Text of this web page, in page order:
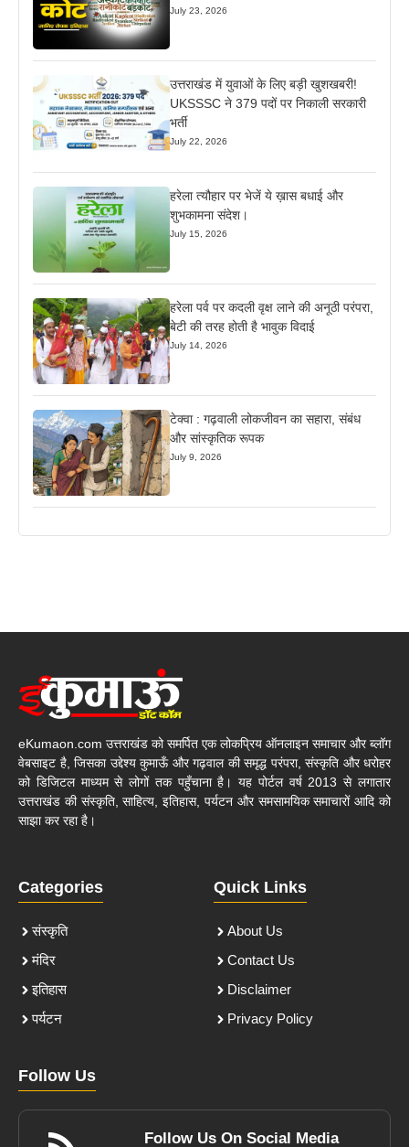
July 23, 2026
उत्तराखंड में युवाओं के लिए बड़ी खुशखबरी!
UKSSSC ने 379 पदों पर निकाली सरकारी
भर्ती
July 22, 2026
हरेला त्यौहार पर भेजें ये ख़ास बधाई और
शुभकामना संदेश।
July 15, 2026
हरेला पर्व पर कदली वृक्ष लाने की अनूठी परंपरा,
बेटी की तरह होती है भावुक विदाई
July 14, 2026
टेक्वा : गढ़वाली लोकजीवन का सहारा, संबंध
और सांस्कृतिक रूपक
July 9, 2026
eKumaon.com उत्तराखंड को समर्पित एक लोकप्रिय ऑनलाइन समाचार और ब्लॉग
वेबसाइट है, जिसका उद्देश्य कुमाऊँ और गढ़वाल की समृद्ध परंपरा, संस्कृति और धरोहर
को डिजिटल माध्यम से लोगों तक पहुँचाना है। यह पोर्टल वर्ष 2013 से लगातार
उत्तराखंड की संस्कृति, साहित्य, इतिहास, पर्यटन और समसामयिक समाचारों आदि को
साझा कर रहा है।
Categories
संस्कृति
मंदिर
इतिहास
पर्यटन
Quick Links
About Us
Contact Us
Disclaimer
Privacy Policy
Follow Us
Follow Us On Social Media